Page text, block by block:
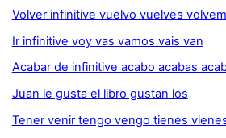
Volver infinitive vuelvo vuelves
Ir infinitive voy vas vamos vais van
Acabar de infinitive acabo acabas
Juan le gusta el libro gustan los
Tener venir tengo vengo tienes